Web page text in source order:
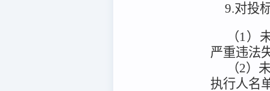
9.对投
（1）
严重违法
（2）
执行人名